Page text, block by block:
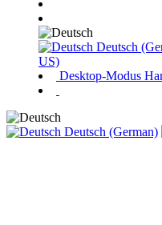
Deutsch
US)
Desktop-Modus
Deutsch (German)